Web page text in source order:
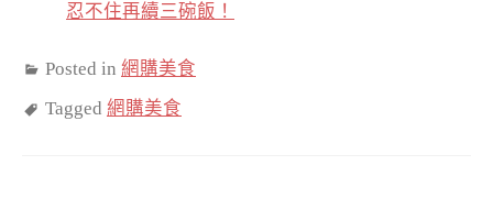
忍不住再續三碗飯！
Posted in 網購美食
Tagged 網購美食